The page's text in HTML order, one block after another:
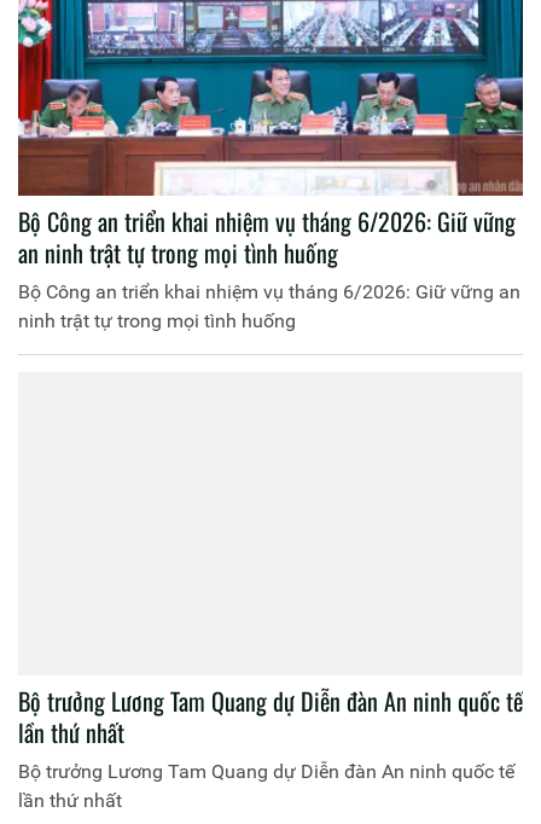
Bộ Công an triển khai nhiệm vụ tháng 6/2026: Giữ vững
an ninh trật tự trong mọi tình huống
Bộ Công an triển khai nhiệm vụ tháng 6/2026: Giữ vững an
ninh trật tự trong mọi tình huống
Bộ trưởng Lương Tam Quang dự Diễn đàn An ninh quốc tế
lần thứ nhất
Bộ trưởng Lương Tam Quang dự Diễn đàn An ninh quốc tế
lần thứ nhất